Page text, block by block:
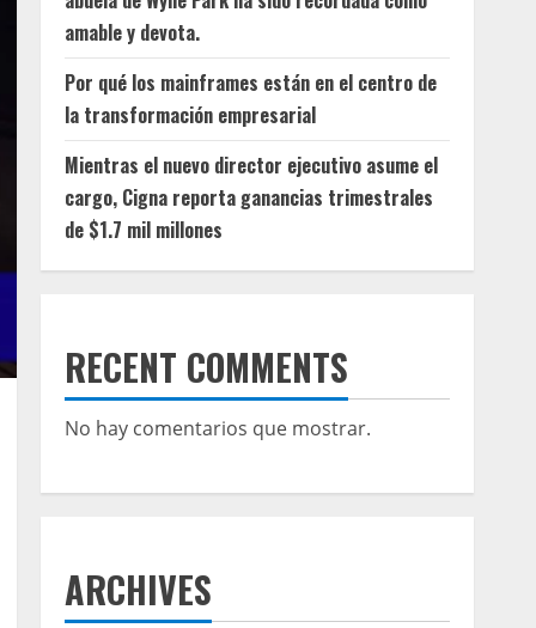
amable y devota.
Por qué los mainframes están en el centro de
la transformación empresarial
Mientras el nuevo director ejecutivo asume el
cargo, Cigna reporta ganancias trimestrales
de $1.7 mil millones
RECENT COMMENTS
No hay comentarios que mostrar.
ARCHIVES